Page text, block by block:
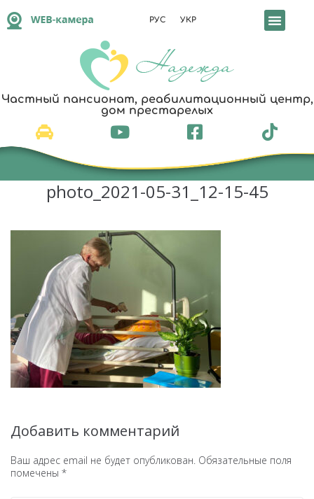
РУС УКР
Частный пансионат, реабилитационный центр,
дом престарелых
photo_2021-05-31_12-15-45
Добавить комментарий
Ваш адрес email не будет опубликован. Обязательные поля
помечены *